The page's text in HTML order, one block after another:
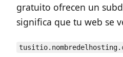
gratuito ofrecen un
significa que tu web se